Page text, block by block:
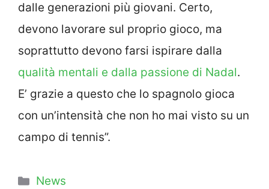
dalle generazioni più giovani. Certo,
devono lavorare sul proprio gioco, ma
soprattutto devono farsi ispirare dalla
qualità mentali e dalla passione di Nadal.
E’ grazie a questo che lo spagnolo gioca
con un’intensità che non ho mai visto su un
campo di tennis”.
Categorie
News